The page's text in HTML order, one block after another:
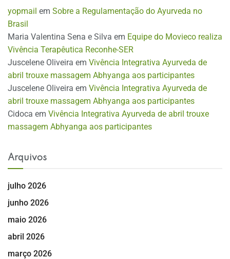
yopmail em Sobre a Regulamentação do Ayurveda no
Brasil
Maria Valentina Sena e Silva em Equipe do Movieco realiza
Vivência Terapêutica Reconhe-SER
Juscelene Oliveira em Vivência Integrativa Ayurveda de
abril trouxe massagem Abhyanga aos participantes
Juscelene Oliveira em Vivência Integrativa Ayurveda de
abril trouxe massagem Abhyanga aos participantes
Cidoca em Vivência Integrativa Ayurveda de abril trouxe
massagem Abhyanga aos participantes
Arquivos
julho 2026
junho 2026
maio 2026
abril 2026
março 2026